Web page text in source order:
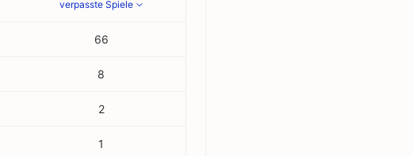
verpasste Spiele
66
8
2
1